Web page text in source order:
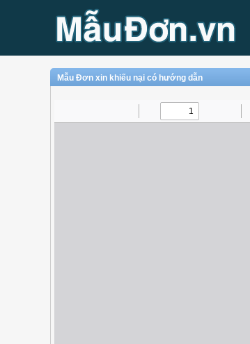
Mẫu Đơn xin khiếu nại có hướng dẫn